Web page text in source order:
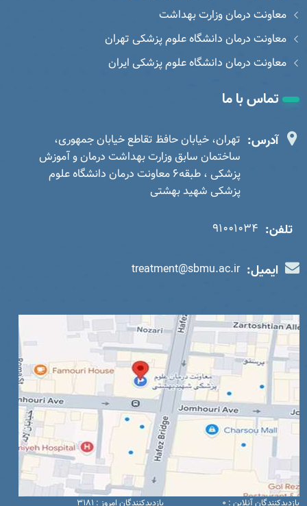
معاونت درمان وزارت بهداشت
معاونت درمان دانشگاه علوم پزشکی تهران
معاونت درمان دانشگاه علوم پزشکی ایران
تماس با ما
آدرس: تهران، خیابان حافظ تقاطع خیابان جمهوری،
ساختمان سابق وزارت بهداشت درمان و آموزش
پزشکی ، طبقه6 معاونت درمان دانشگاه علوم
پزشکی شهید بهشتی
تلفن: 91001034
ایمیل: treatment@sbmu.ac.ir
بازدیدکنندگان آنلاین : 0 بازدیدکنندگان امروز : 3181